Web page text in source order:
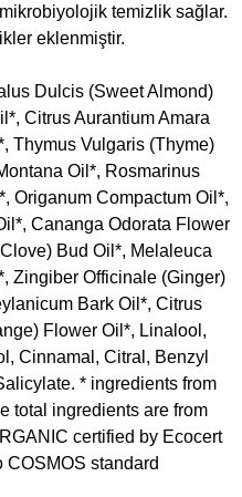
temizlik sağlar.
eklenmiştir.
Dulcis (Sweet Almond)
Citrus Aurantium Amara
Thymus Vulgaris (Thyme)
Oil*, Rosmarinus
Origanum Compactum Oil*,
Cananga Odorata Flower
Bud Oil*, Melaleuca
Zingiber Officinale (Ginger)
Bark Oil*, Citrus
Flower Oil*, Linalool,
Cinnamal, Citral, Benzyl
* ingredients from
total ingredients are from
certified by Ecocert
COSMOS standard